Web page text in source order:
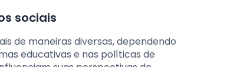
sociais
de maneiras diversas, dependendo
educativas e nas políticas de